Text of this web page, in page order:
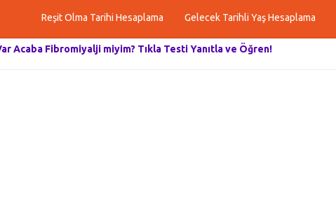
Reşit Olma Tarihi Hesaplama Gelecek Tarihli Yaş Hesaplama
Acaba Fibromiyalji miyim? Tıkla Testi Yanıtla ve Öğren!